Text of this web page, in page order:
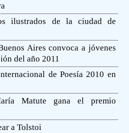
ilustrados de la ciudad de
Aires convoca a jóvenes
del año 2011
de Poesía 2010 en
Matute gana el premio
a Tolstoi